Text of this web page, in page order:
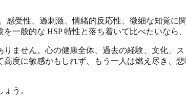
感受性、過刺激、情緒的反応性、微細な知覚
一般的な HSP 特性と落ち着いて比べたいなら、
ません。心の健康全体、過去の経験、文化、
度に敏感かもしれず、もう一人は燃え尽き、
う。